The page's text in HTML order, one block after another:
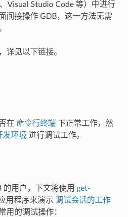
Visual Studio Code 等）中进行
间接操作 GDB，这一方法无需
详见以下链接。
在 命令行终端下正常工作，然
发环境进行调试工作。
的用户，下文将使用 get-
用程序来演示 调试会话的工作
用的调试操作：